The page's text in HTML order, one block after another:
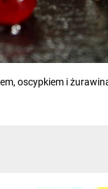
oscypkiem i